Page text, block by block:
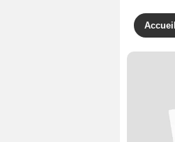
Accueil